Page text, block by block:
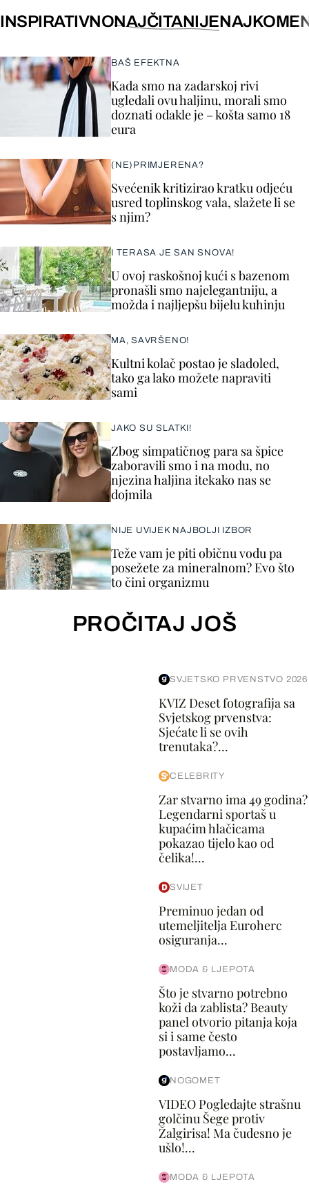
INSPIRATIVNONAJČITANIJE
BAŠ EFEKTNA
Kada smo na zadarskoj rivi
ugledali ovu haljinu, morali smo
doznati odakle je – košta samo 18
eura
(NE)PRIMJERENA?
Svećenik kritizirao kratku odjeću
usred toplinskog vala, slažete li se
s njim?
I TERASA JE SAN SNOVA!
U ovoj raskošnoj kući s bazenom
pronašli smo najelegantniju, a
možda i najljepšu bijelu kuhinju
MA, SAVRŠENO!
Kultni kolač postao je sladoled,
tako ga lako možete napraviti
sami
JAKO SU SLATKI!
Zbog simpatičnog para sa špice
zaboravili smo i na modu, no
njezina haljina itekako nas se
dojmila
NIJE UVIJEK NAJBOLJI IZBOR
Teže vam je piti običnu vodu pa
posežete za mineralnom? Evo što
to čini organizmu
PROČITAJ JOŠ
SVJETSKO PRVENSTVO 2026
KVIZ Deset fotografija sa
Svjetskog prvenstva:
Sjećate li se ovih
trenutaka?...
CELEBRITY
Zar stvarno ima 49 godina?
Legendarni sportaš u
kupaćim hlačicama
pokazao tijelo kao od
čelika!...
SVIJET
Preminuo jedan od
utemeljitelja Euroherc
osiguranja...
MODA & LJEPOTA
Što je stvarno potrebno
koži da zablista? Beauty
panel otvorio pitanja koja
si i same često
postavljamo...
NOGOMET
VIDEO Pogledajte strašnu
golčinu Šege protiv
Žalgirisa! Ma čudesno je
ušlo!...
MODA & LJEPOTA